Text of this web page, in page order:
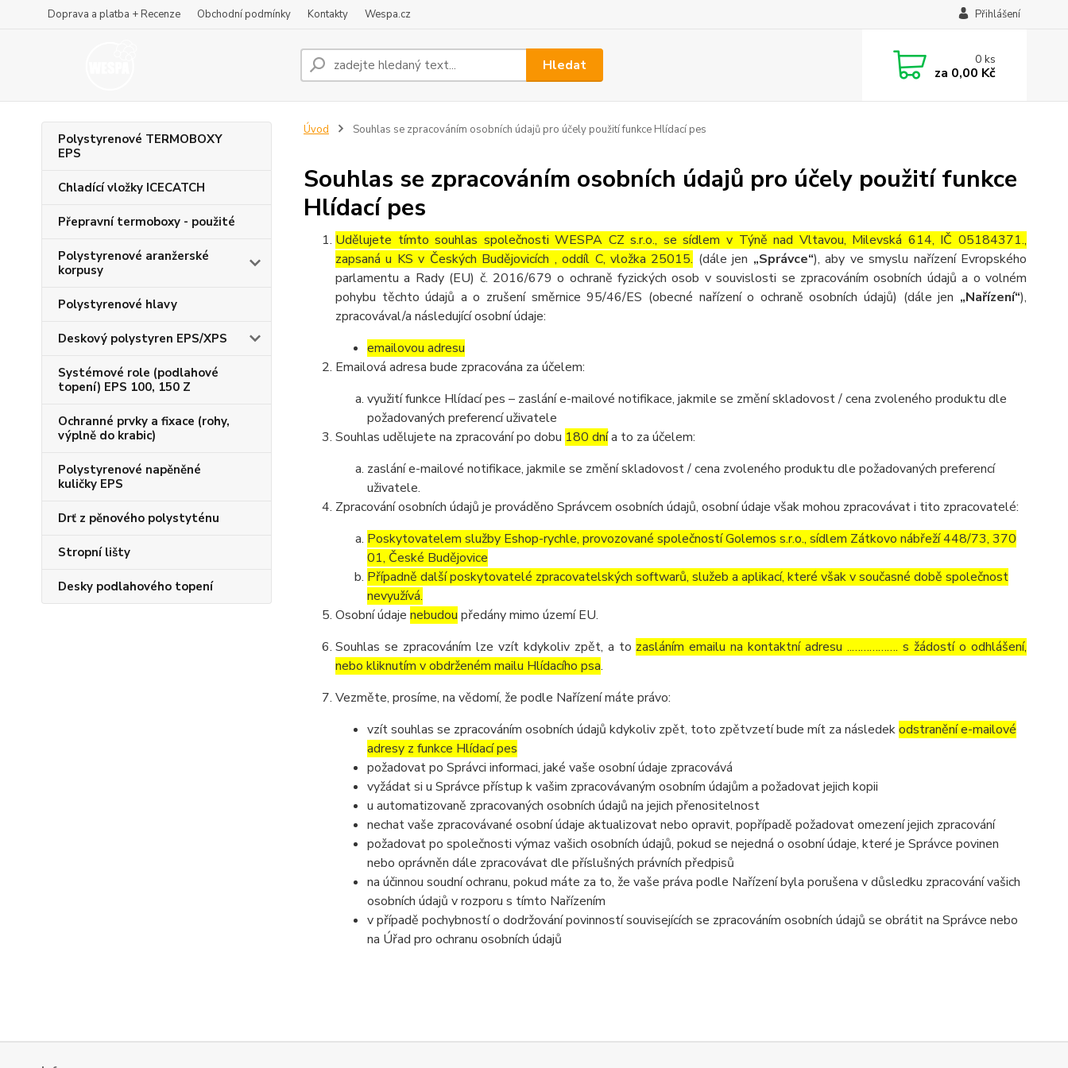
Doprava a platba + Recenze Obchodní podmínky Kontakty Wespa.cz Přihlášení
Hledat 0ks
za 0,00 Kč
Polystyrenové TERMOBOXY
EPS
Chladící vložky ICECATCH
Přepravní termoboxy - použité
Polystyrenové aranžerské
korpusy
Polystyrenové hlavy
Deskový polystyren EPS/XPS
Systémové role (podlahové
topení) EPS 100, 150 Z
Ochranné prvky a fixace (rohy,
výplně do krabic)
Polystyrenové napěněné
kuličky EPS
Drť z pěnového polystyténu
Stropní lišty
Desky podlahového topení
Úvod Souhlas se zpracováním osobních údajů pro účely použití funkce Hlídací pes
Souhlas se zpracováním osobních údajů pro účely použití funkce
Hlídací pes
Udělujete tímto souhlas společnosti WESPA CZ s.r.o., se sídlem v Týně nad Vltavou, Milevská 614, IČ 05184371.,
zapsaná u KS v Českých Budějovicích , oddíl C, vložka 25015. (dále jen „Správce“), aby ve smyslu nařízení Evropského
parlamentu a Rady (EU) č. 2016/679 o ochraně fyzických osob v souvislosti se zpracováním osobních údajů a o volném
pohybu těchto údajů a o zrušení směrnice 95/46/ES (obecné nařízení o ochraně osobních údajů) (dále jen „Nařízení“),
zpracovával/a následující osobní údaje:
emailovou adresu
Emailová adresa bude zpracována za účelem:
využití funkce Hlídací pes – zaslání e-mailové notifikace, jakmile se změní skladovost / cena zvoleného produktu dle
požadovaných preferencí uživatele
Souhlas udělujete na zpracování po dobu 180 dnía to za účelem:
zaslání e-mailové notifikace, jakmile se změní skladovost / cena zvoleného produktu dle požadovaných preferencí
uživatele.
Zpracování osobních údajů je prováděno Správcem osobních údajů, osobní údaje však mohou zpracovávat i tito zpracovatelé:
Poskytovatelem služby Eshop-rychle, provozované společností Golemos s.r.o., sídlem Zátkovo nábřeží 448/73, 370
01, České Budějovice
Případně další poskytovatelé zpracovatelských softwarů, služeb a aplikací, které však v současné době společnost
nevyužívá.
Osobní údaje nebudou předány mimo území EU.
Souhlas se zpracováním lze vzít kdykoliv zpět, a to zasláním emailu na kontaktní adresu ..……………. s žádostí o odhlášení,
nebo kliknutím v obdrženém mailu Hlídacího psa.
Vezměte, prosíme, na vědomí, že podle Nařízení máte právo:
vzít souhlas se zpracováním osobních údajů kdykoliv zpět, toto zpětvzetí bude mít za následekodstranění e-mailové
adresy z funkce Hlídací pes
požadovat po Správci informaci, jaké vaše osobní údaje zpracovává
vyžádat si u Správce přístup k vašim zpracovávaným osobním údajům a požadovat jejich kopii
u automatizovaně zpracovaných osobních údajů na jejich přenositelnost
nechat vaše zpracovávané osobní údaje aktualizovat nebo opravit, popřípadě požadovat omezení jejich zpracování
požadovat po společnosti výmaz vašich osobních údajů, pokud se nejedná o osobní údaje, které je Správce povinen
nebo oprávněn dále zpracovávat dle příslušných právních předpisů
na účinnou soudní ochranu, pokud máte za to, že vaše práva podle Nařízení byla porušena v důsledku zpracování vašich
osobních údajů v rozporu s tímto Nařízením
v případě pochybností o dodržování povinností souvisejících se zpracováním osobních údajů se obrátit na Správce nebo
na Úřad pro ochranu osobních údajů